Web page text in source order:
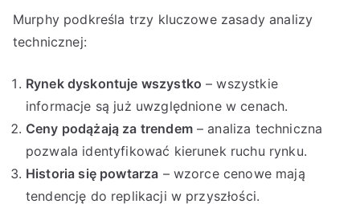
Murphy podkreśla trzy kluczowe zasady analizy
technicznej:
Rynek dyskontuje wszystko – wszystkie
informacje są już uwzględnione w cenach.
Ceny podążają za trendem– analiza techniczna
pozwala identyfikować kierunek ruchu rynku.
Historia się powtarza – wzorce cenowe mają
tendencję do replikacji w przyszłości.